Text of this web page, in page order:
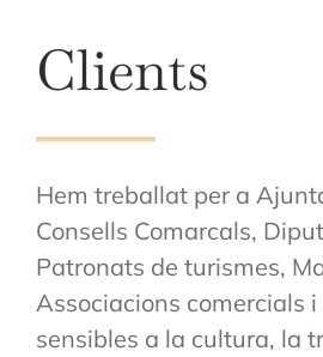
Clients
Hem treballat per a
Consells Comarcals,
Patronats de turismes,
Associacions comercials i
sensibles a la cultura, la